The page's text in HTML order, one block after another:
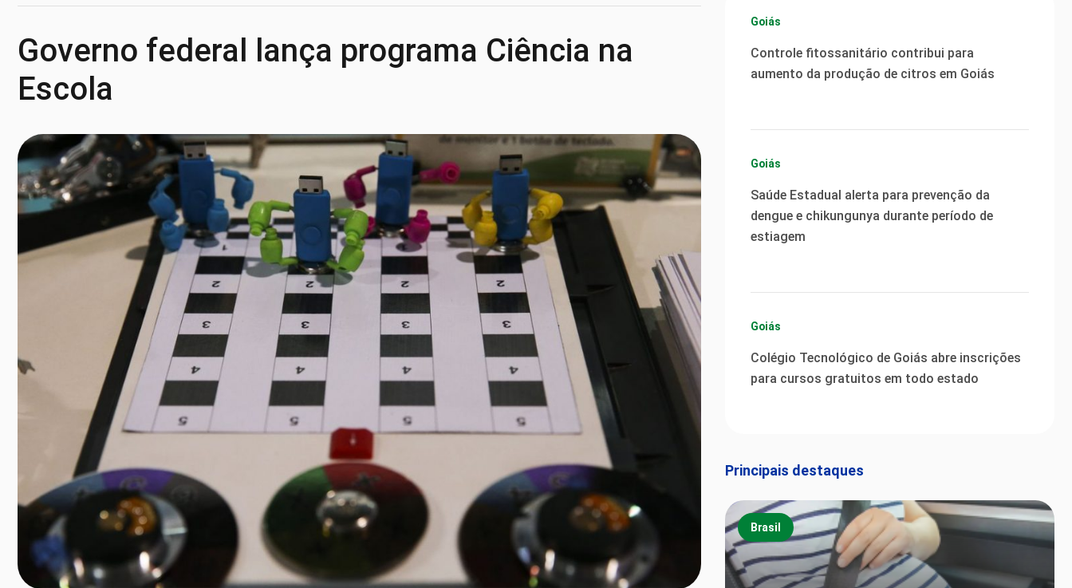
Governo federal lança programa Ciência na
Escola
Goiás
Controle fitossanitário contribui para
aumento da produção de citros em Goiás
Goiás
Saúde Estadual alerta para prevenção da
dengue e chikungunya durante período de
estiagem
Goiás
Colégio Tecnológico de Goiás abre inscrições
para cursos gratuitos em todo estado
Principais destaques
Brasil